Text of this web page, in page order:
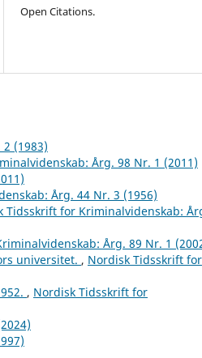
Open Citations.
(1983)
Årg. 98 Nr. 1 (2011)
Årg. 44 Nr. 3 (1956)
Tidsskrift for Kriminalvidenskab:
Årg. 89 Nr. 1
universitet. , Nordisk Tidsskrift for
, Nordisk Tidsskrift for